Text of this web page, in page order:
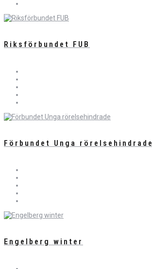
Riksförbundet FUB
Förbundet Unga rörelsehindrade
Engelberg winter